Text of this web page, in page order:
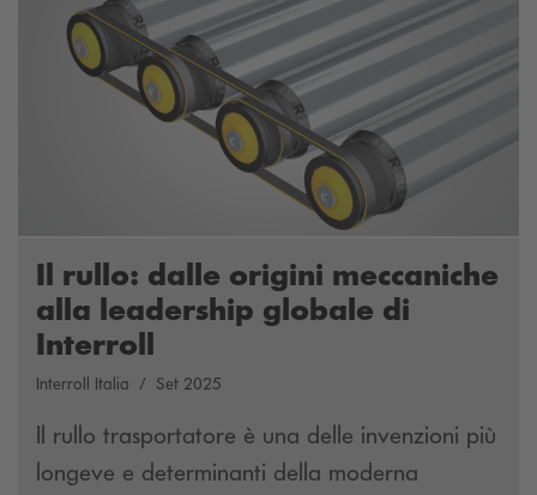
Il rullo: dalle origini meccaniche
alla leadership globale di
Interroll
Interroll Italia Set 2025
Il rullo trasportatore è una delle invenzioni più
longeve e determinanti della moderna